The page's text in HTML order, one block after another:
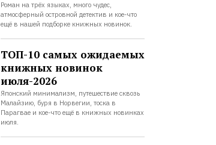
Роман на трёх языках, много чудес,
атмосферный островной детектив и кое-что
ещё в нашей подборке книжных новинок.
ТОП-10 самых ожидаемых
книжных новинок
июля-2026
Японский минимализм, путешествие сквозь
Малайзию, буря в Норвегии, тоска в
Парагвае и кое-что ещё в книжных новинках
июля.